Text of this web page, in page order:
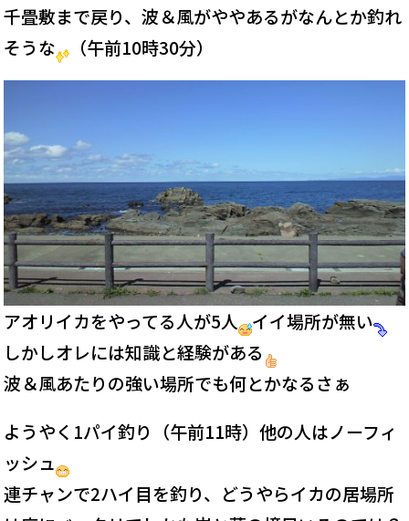
千畳敷まで戻り、波＆風がややあるがなんとか釣れ
そうな
（午前10時30分）
アオリイカをやってる人が5人
イイ場所が無い
しかしオレには知識と経験がある
波＆風あたりの強い場所でも何とかなるさぁ
ようやく1パイ釣り（午前11時）他の人はノーフィ
ッシュ
連チャンで2ハイ目を釣り、どうやらイカの居場所